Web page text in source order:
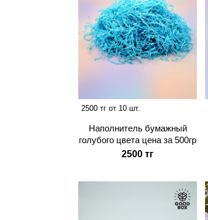
2500 тг от 10 шт.
Наполнитель бумажный
голубого цвета цена за 500гр
2500 тг